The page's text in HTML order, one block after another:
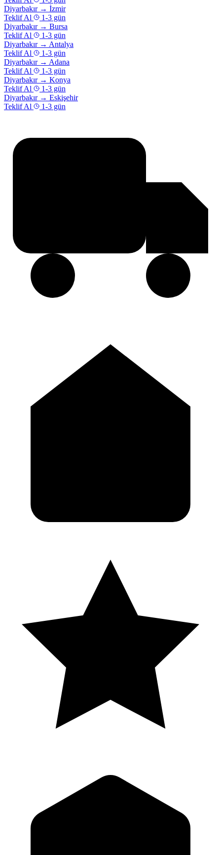
Diyarbakır → İzmir
Teklif Al
1-3 gün
Diyarbakır → Bursa
Teklif Al
1-3 gün
Diyarbakır → Antalya
Teklif Al
1-3 gün
Diyarbakır → Adana
Teklif Al
1-3 gün
Diyarbakır → Konya
Teklif Al
1-3 gün
Diyarbakır → Eskişehir
Teklif Al
1-3 gün